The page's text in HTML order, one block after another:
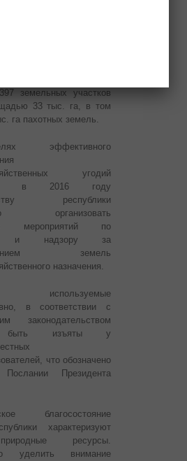
земельных участков
33 тыс. га, в том
га пахотных земель.
эффективного
угодий
в 2016 году
республики
организовать
мероприятий по
и надзору за
земель
назначения.
используемые
в соответствии с
законодательством
быть изъяты у
что обозначено
Президента
благосостояние
характеризуют
ресурсы.
уделить внимание